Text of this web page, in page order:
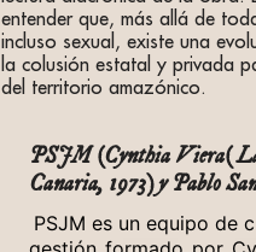
entender que, más allá de
incluso sexual, existe una
la colusión estatal y privada
del territorio amazónico.
PSJM (Cynthia Viera(
Canaria, 1973) y Pablo
PSJM es un equipo de